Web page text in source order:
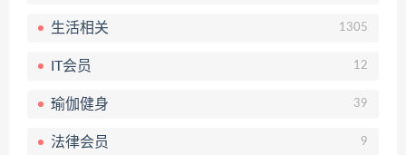
生活相关 1305
IT会员 12
瑜伽健身 39
法律会员 9